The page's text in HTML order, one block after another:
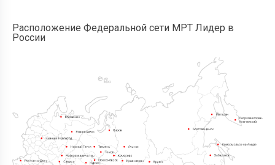
Расположение Федеральной сети МРТ Лидер в
России